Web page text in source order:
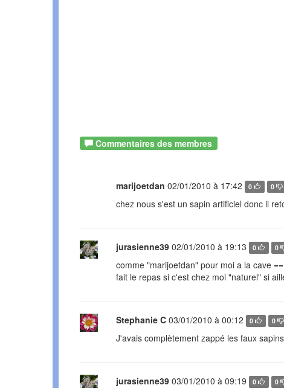
Commentaires des membres
marijoetdan 02/01/2010 à 17:42 0 0
chez nous s'est un sapin artificiel donc il
jurasienne39 02/01/2010 à 19:13 0 0
comme "marijoetdan" pour moi a la cave
fait le repas si c'est chez moi "naturel" si
Stephanie C 03/01/2010 à 00:12 0 0
J'avais complètement zappé les faux
jurasienne39 03/01/2010 à 09:19 0 0